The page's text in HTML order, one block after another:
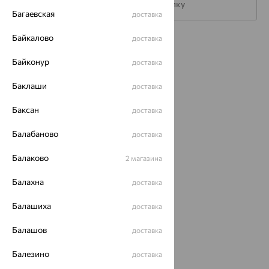
Подписаться на рассылку
Каталог
Акции
Магазины
Покупателям
О нас
Магазины и доставка г. Липецк
еще 3
Другие города
Заказать звонок
Багаевская доставка
Байкалово доставка
Байконур доставка
Баклаши доставка
Баксан доставка
Балабаново доставка
Балаково 2 магазина
Балахна доставка
Балашиха доставка
Балашов доставка
Балезино доставка